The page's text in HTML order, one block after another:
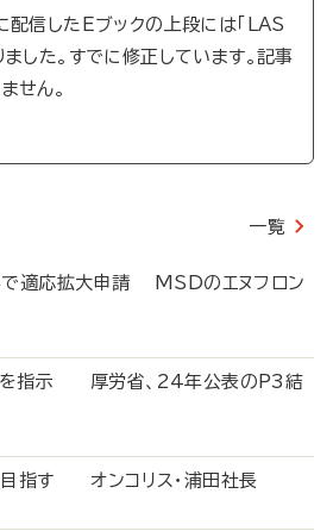
信したEブックの上段には「LAS
した。すでに修正しています。記事
せん。
一覧
適応拡大申請 MSDのエヌフロン
を指示 厚労省、24年公表のP3結
指す オンコリス・浦田社長